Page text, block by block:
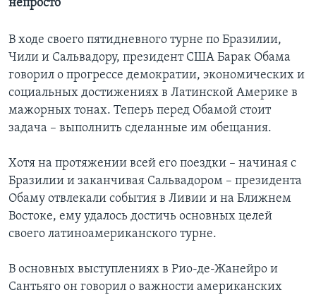
непросто
В ходе своего пятидневного турне по Бразилии,
Чили и Сальвадору, президент США Барак Обама
говорил о прогрессе демократии, экономических и
социальных достижениях в Латинской Америке в
мажорных тонах. Теперь перед Обамой стоит
задача – выполнить сделанные им обещания.
Хотя на протяжении всей его поездки – начиная с
Бразилии и заканчивая Сальвадором – президента
Обаму отвлекали события в Ливии и на Ближнем
Востоке, ему удалось достичь основных целей
своего латиноамериканского турне.
В основных выступлениях в Рио-де-Жанейро и
Сантьяго он говорил о важности американских